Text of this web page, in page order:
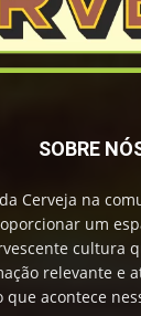
SOBRE
Cerveja na
um
cultura
relevante e
acontece